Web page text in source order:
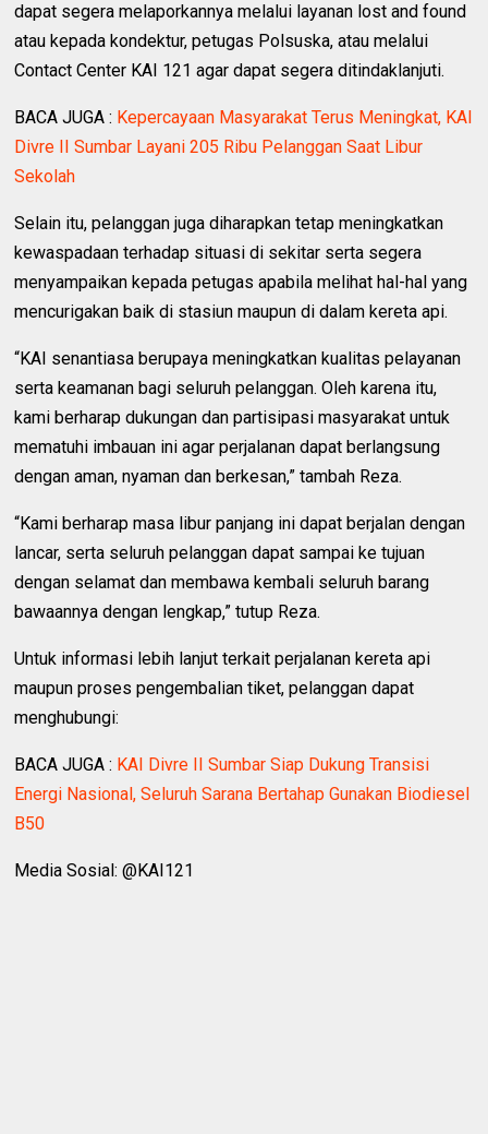
dapat segera melaporkannya melalui layanan lost and found
atau kepada kondektur, petugas Polsuska, atau melalui
Contact Center KAI 121 agar dapat segera ditindaklanjuti.
BACA JUGA : Kepercayaan Masyarakat Terus Meningkat, KAI
Divre II Sumbar Layani 205 Ribu Pelanggan Saat Libur
Sekolah
Selain itu, pelanggan juga diharapkan tetap meningkatkan
kewaspadaan terhadap situasi di sekitar serta segera
menyampaikan kepada petugas apabila melihat hal-hal yang
mencurigakan baik di stasiun maupun di dalam kereta api.
“KAI senantiasa berupaya meningkatkan kualitas pelayanan
serta keamanan bagi seluruh pelanggan. Oleh karena itu,
kami berharap dukungan dan partisipasi masyarakat untuk
mematuhi imbauan ini agar perjalanan dapat berlangsung
dengan aman, nyaman dan berkesan,” tambah Reza.
“Kami berharap masa libur panjang ini dapat berjalan dengan
lancar, serta seluruh pelanggan dapat sampai ke tujuan
dengan selamat dan membawa kembali seluruh barang
bawaannya dengan lengkap,” tutup Reza.
Untuk informasi lebih lanjut terkait perjalanan kereta api
maupun proses pengembalian tiket, pelanggan dapat
menghubungi:
BACA JUGA : KAI Divre II Sumbar Siap Dukung Transisi
Energi Nasional, Seluruh Sarana Bertahap Gunakan Biodiesel
B50
Media Sosial: @KAI121